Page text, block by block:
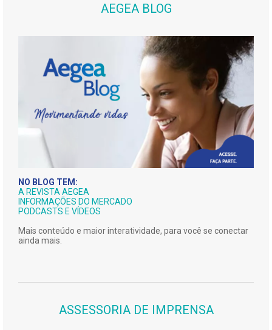
AEGEA BLOG
NO BLOG TEM:
A REVISTA AEGEA
INFORMAÇÕES DO MERCADO
PODCASTS E VÍDEOS
Mais conteúdo e maior interatividade, para você se conectar
ainda mais.
ASSESSORIA DE IMPRENSA